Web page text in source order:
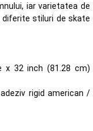
iar varietatea de
diferite stiluri de skate
x 32 inch (81.28 cm)
rigid american /